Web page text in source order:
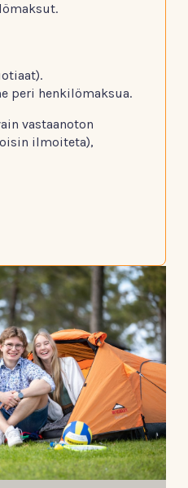
peri henkilömaksua.
vastaanoton
ilmoiteta),